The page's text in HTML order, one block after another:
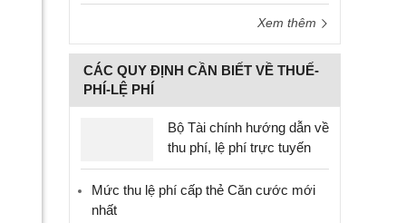
Xem thêm
CÁC QUY ĐỊNH CẦN BIẾT VỀ THUẾ-
PHÍ-LỆ PHÍ
Bộ Tài chính hướng dẫn về
thu phí, lệ phí trực tuyến
Mức thu lệ phí cấp thẻ Căn cước mới
nhất